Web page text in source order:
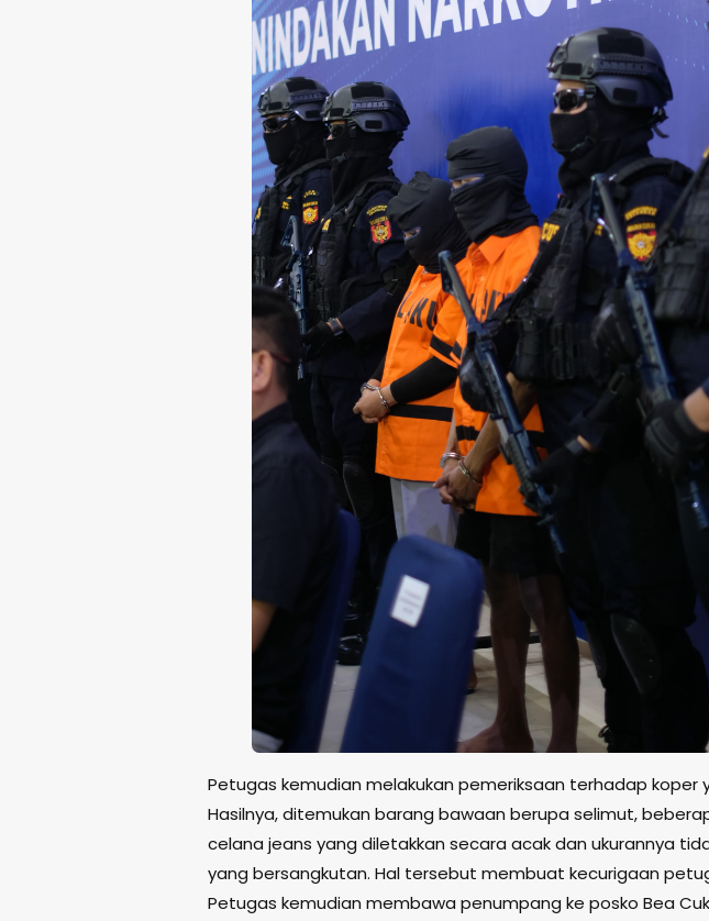
Petugas kemudian melakukan pemeriksaan terhadap koper
Hasilnya, ditemukan barang bawaan berupa selimut,
celana jeans yang diletakkan secara acak dan ukurannya
yang bersangkutan. Hal tersebut membuat kecurigaan
Petugas kemudian membawa penumpang ke posko Bea